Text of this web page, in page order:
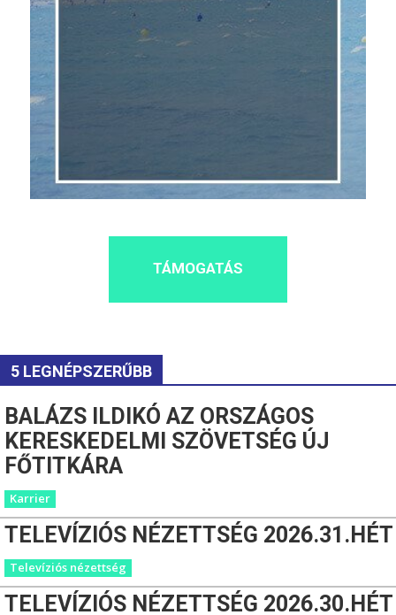
TÁMOGATÁS
5 LEGNÉPSZERŰBB
BALÁZS ILDIKÓ AZ ORSZÁGOS
KERESKEDELMI SZÖVETSÉG ÚJ
FŐTITKÁRA
Karrier
TELEVÍZIÓS NÉZETTSÉG 2026.31.HÉT
Televíziós nézettség
TELEVÍZIÓS NÉZETTSÉG 2026.30.HÉT